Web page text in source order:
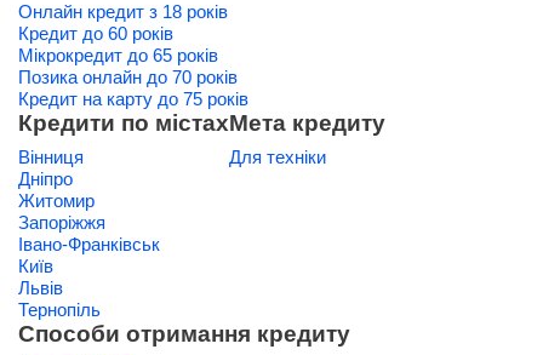
Онлайн кредит з 18 років
Кредит до 60 років
Мікрокредит до 65 років
Позика онлайн до 70 років
Кредит на карту до 75 років
Кредити по містах
Вінниця
Дніпро
Житомир
Запоріжжя
Івано-Франківськ
Київ
Львів
Тернопіль
Мета кредиту
Для техніки
Способи отримання кредиту